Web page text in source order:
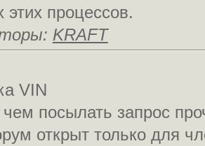
этих процессов.
KRAFT
VIN
посылать запрос
открыт только для